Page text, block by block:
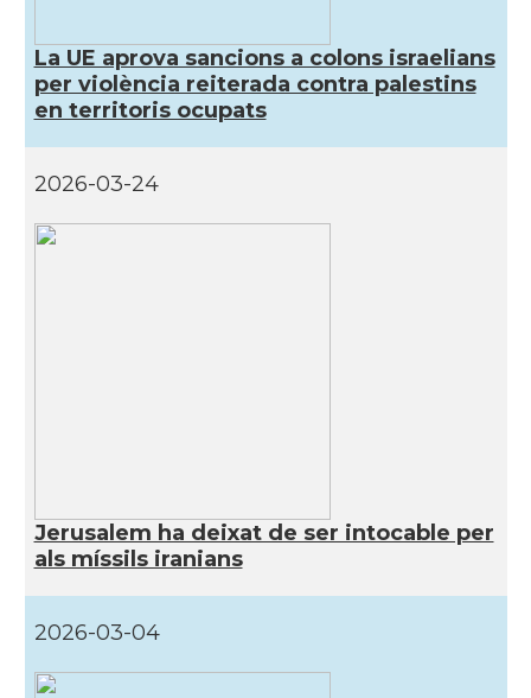
La UE aprova sancions a colons israelians
per violència reiterada contra palestins
en territoris ocupats
2026-03-24
Jerusalem ha deixat de ser intocable per
als míssils iranians
2026-03-04